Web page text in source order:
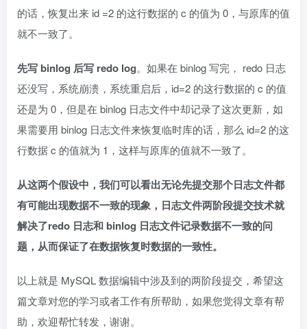
的话，恢复出来 id =2 的这行数据的 c 的值为 0，与原库的值
就不一致了。
先写 binlog 后写 redo log。如果在 binlog 写完， redo 日志
还没写，系统崩溃，系统重启后，id=2 的这行数据的 c 的值
还是为 0，但是在 binlog 日志文件中却记录了这次更新，如
果需要用 binlog 日志文件来恢复临时库的话，那么 id=2 的这
行数据 c 的值就为 1，这样与原库的值就不一致了。
从这两个假设中，我们可以看出无论先提交那个日志文件都
有可能出现数据不一致的现象，日志文件两阶段提交技术就
解决了redo 日志和 binlog 日志文件记录数据不一致的问
题，从而保证了在数据恢复时数据的一致性。
以上就是 MySQL 数据编辑中涉及到的两阶段提交，希望这
篇文章对您的学习或者工作有所帮助，如果您觉得文章有帮
助，欢迎帮忙转发，谢谢。